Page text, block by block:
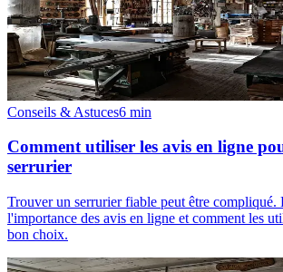
Conseils & Astuces6 min
Comment utiliser les avis en ligne
serrurier
Trouver un serrurier fiable peut être compliqué.
l'importance des avis en ligne et comment les
bon choix.